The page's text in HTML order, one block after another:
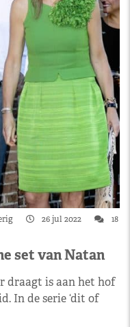
26 jul 2022
18
set van Natan
draagt is aan het hof
In de serie ‘dit of